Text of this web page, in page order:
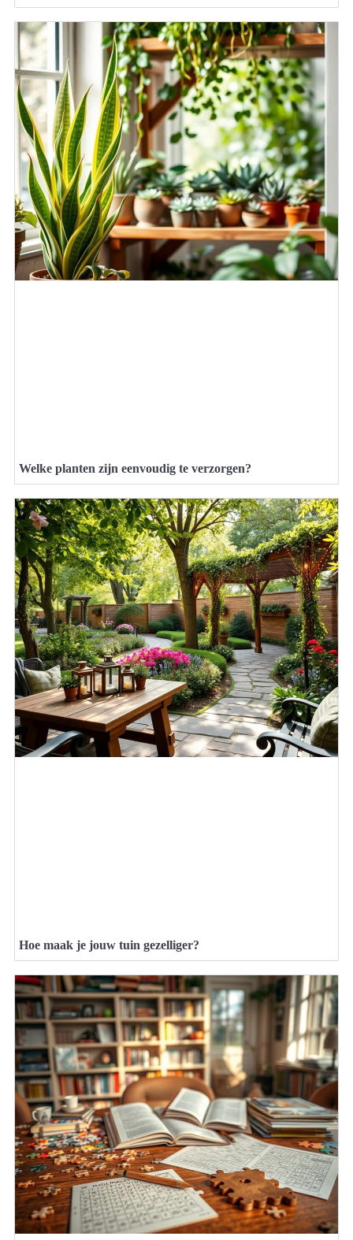
Welke planten zijn eenvoudig te verzorgen?
Hoe maak je jouw tuin gezelliger?